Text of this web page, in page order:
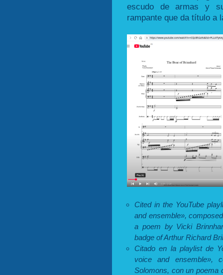
escudo de armas y
rampante que da título a
Cited in the YouTube
and ensemble»,
a poem by Vicki
badge of Arthur Richard
Citado en la playlist de
voice and ensemble»,
Solomons, con un poema